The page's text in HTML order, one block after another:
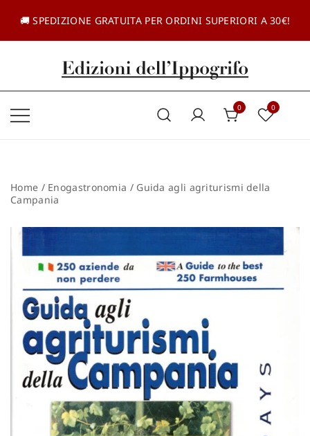
🚚 SPEDIZIONE GRATUITA PER ORDINI SUPERIORI A 30€!
Edizioni dell'Ippogrifo
Casa editrice dal 1985
0 0
Home / Enogastronomia / Guida agli agriturismi della
Campania